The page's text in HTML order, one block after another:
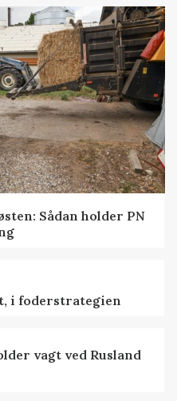
Sådan holder PN
i foderstrategien
vagt ved Rusland